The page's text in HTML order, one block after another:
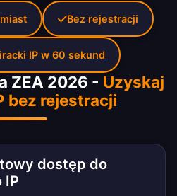
ZEA 2026 - Uzyskaj
bez rejestracji
dostęp do
IP
Bez rejestracji
IP w 60 sekund